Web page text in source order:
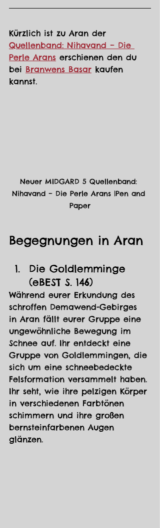
Kürzlich ist zu Aran der
Quellenband: Nihavand – Die
Perle Arans erschienen den du
bei Branwens Basar kaufen
kannst.
Neuer MIDGARD 5 Quellenband:
Nihavand – Die Perle Arans |Pen and
Paper
Begegnungen in Aran
Die Goldlemminge
(eBEST S. 146)
Während eurer Erkundung des
schroffen Demawend-Gebirges
in Aran fällt eurer Gruppe eine
ungewöhnliche Bewegung im
Schnee auf. Ihr entdeckt eine
Gruppe von Goldlemmingen, die
sich um eine schneebedeckte
Felsformation versammelt haben.
Ihr seht, wie ihre pelzigen Körper
in verschiedenen Farbtönen
schimmern und ihre großen
bernsteinfarbenen Augen
glänzen.